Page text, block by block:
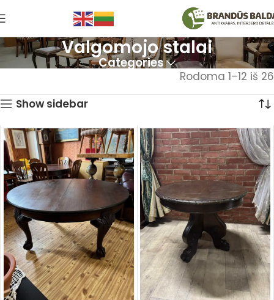
Valgomojo stalai
Categories
Rodoma 1–12 iš 26
Show sidebar